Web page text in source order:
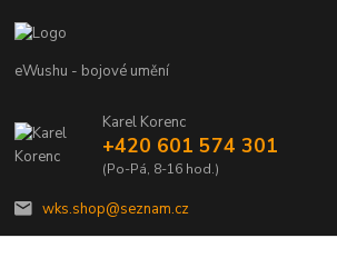
eWushu - bojové umění
Karel Korenc
+420 601 574 301
(Po-Pá, 8-16 hod.)
wks.shop@seznam.cz